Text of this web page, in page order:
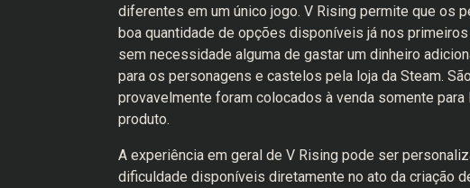
diferentes em um único jogo. V Rising permite que os
boa quantidade de opções disponíveis já nos
sem necessidade alguma de gastar um dinheiro
para os personagens e castelos pela loja da Steam.
provavelmente foram colocados à venda somente
produto.
A experiência em geral de V Rising pode ser
dificuldade disponíveis diretamente no ato da criação